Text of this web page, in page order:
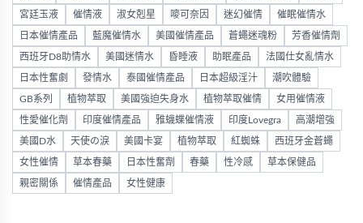
宮廷玉液 催情液 淑女剋星 嘜可奈因 迷幻催情 催眠催情水
日本催情產品 藍魔催情水 美國催情產品 蒼蠅迷魂粉 芳香催情劑
西班牙D8助情水 美國迷情水 昏睡液 助眠產品 法國仕女亂情水
日本性奮劇 發情水 泰國催情產品 日本超級淫汁 潮吹體驗
GB系列 植物萃取 美國強迫失身水 植物萃取催情 女用催情液
性愛催化劑 印度催情產品 雅蠛蝶催情液 印度Lovegra 高潮增強
美國D水 天使の淚 美國卡宴 植物萃取 紅蜘蛛 西班牙金蒼蠅
女性催情 草本春藥 日本性奮劑 春藥 性冷感 草本保健品
親密關係 催情產品 女性健康